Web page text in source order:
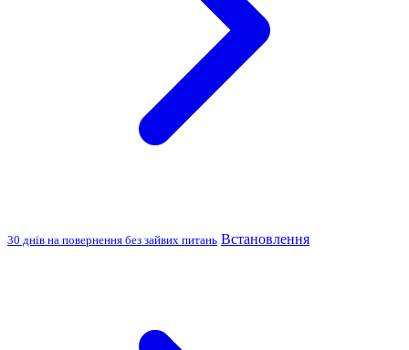
30 днів на повернення без зайвих питань Встановлення